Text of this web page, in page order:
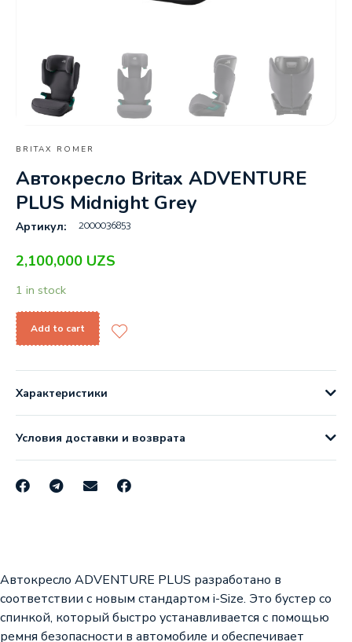
BRITAX ROMER
Автокресло Britax ADVENTURE
PLUS Midnight Grey
Артикул: 2000036853
2,100,000 UZS
1 in stock
Add to cart
Характеристики
Условия доставки и возврата
Автокресло ADVENTURE PLUS разработано в
соответствии с новым стандартом i-Size. Это бустер со
спинкой, который быстро устанавливается с помощью
ремня безопасности в автомобиле и обеспечивает